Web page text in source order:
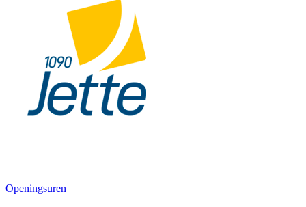
Openingsuren